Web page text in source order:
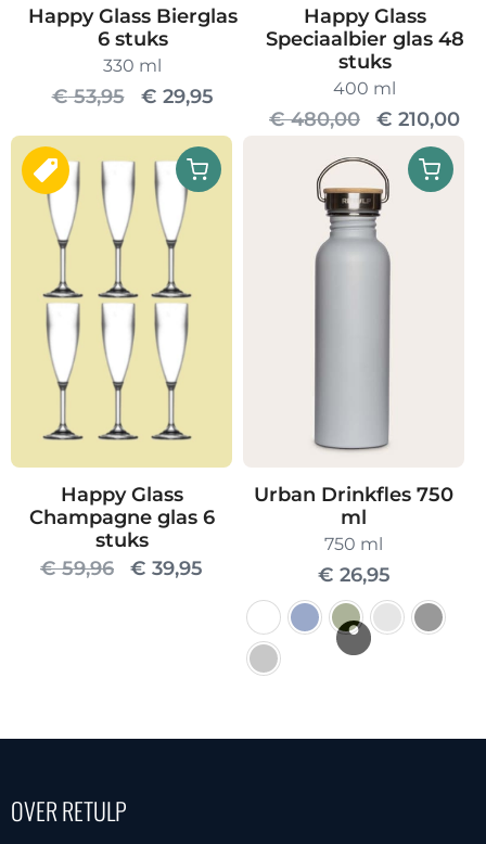
Happy Glass Bierglas
6 stuks
330 ml
€53,95
Oorspronkelijke
was:
€ 53,95.
€ 29,95Huidige
is:
€ 29,95.
Happy Glass
Speciaalbier glas 48
stuks
400 ml
€480,00
prijs
was:
€ 480,00.
€ 210,00
Happy Glass
Champagne glas 6
stuks
€59,96
Oorspronkelijke
€ 39,95
€ 39,95.
Urban Drinkfles 750
ml
750 ml
€ 26,95
OVER RETULP